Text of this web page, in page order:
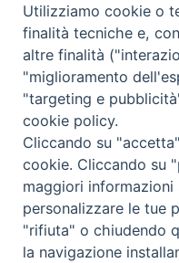
Programma:
Avvertenze:
Bibliografia:
Utilizziamo cookie o
finalità tecniche e,
altre finalità
"miglioramento
"targeting e
cookie policy.
Cliccando su
cookie. Cliccando su
maggiori
personalizzare le tue
"rifiuta" o chiudendo
la navigazione